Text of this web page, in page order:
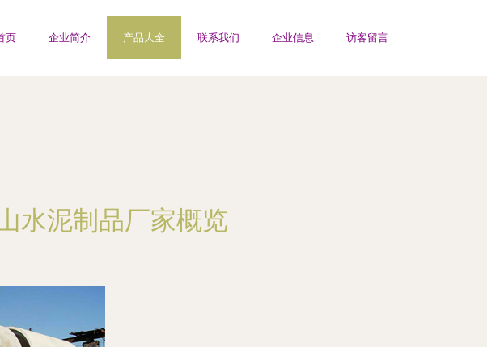
页 企业简介 产品大全 联系我们 企业信息 访客留言
水泥制品厂家概览